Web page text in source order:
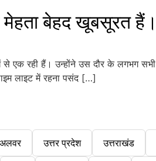
बेहद खूबसूरत हैं।
एक रही हैं। उन्होंने उस दौर के लगभग
लाइट में रहना पसंद […]
अलवर उत्तर प्रदेश उत्तराखंड